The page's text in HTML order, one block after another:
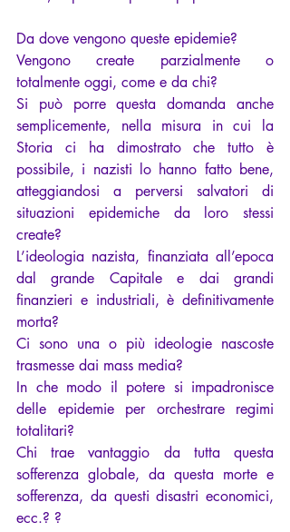
Da dove vengono queste epidemie?
Vengono create parzialmente o
totalmente oggi, come e da chi?
Si può porre questa domanda anche
semplicemente, nella misura in cui la
Storia ci ha dimostrato che tutto è
possibile, i nazisti lo hanno fatto bene,
atteggiandosi a perversi salvatori di
situazioni epidemiche da loro stessi
create?
L’ideologia nazista, finanziata all’epoca
dal grande Capitale e dai grandi
finanzieri e industriali, è definitivamente
morta?
Ci sono una o più ideologie nascoste
trasmesse dai mass media?
In che modo il potere si impadronisce
delle epidemie per orchestrare regimi
totalitari?
Chi trae vantaggio da tutta questa
sofferenza globale, da questa morte e
sofferenza, da questi disastri economici,
ecc.? ?